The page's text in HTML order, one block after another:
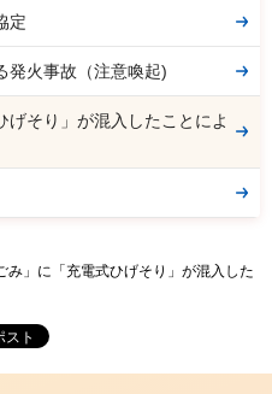
定
発火事故（注意喚起)
げそり」が混入したことによ
み」に「充電式ひげそり」が混入した